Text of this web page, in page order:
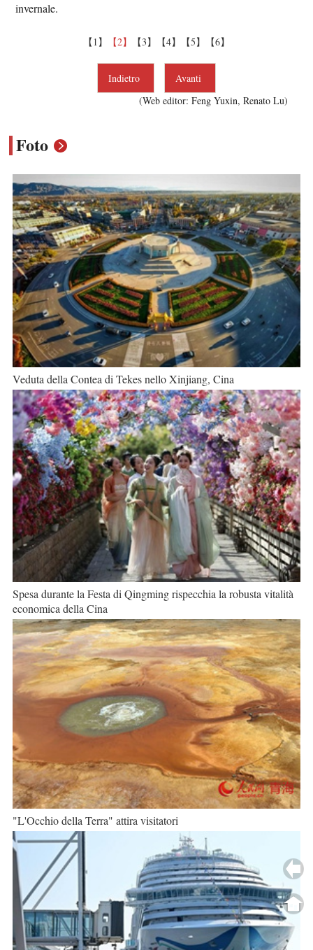
invernale.
【1】 【2】 【3】 【4】 【5】 【6】
Indietro
Avanti
(Web editor: Feng Yuxin, Renato Lu)
Foto
Veduta della Contea di Tekes nello Xinjiang, Cina
Spesa durante la Festa di Qingming rispecchia la robusta vitalità
economica della Cina
"L'Occhio della Terra" attira visitatori